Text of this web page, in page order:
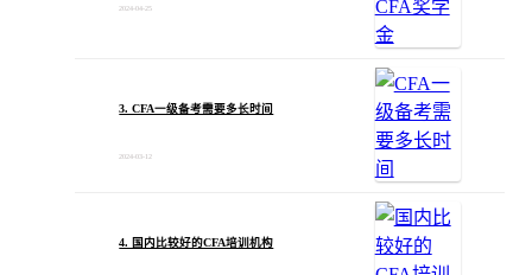
2024-04-25
3. CFA一级备考需要多长时间
2024-03-12
4. 国内比较好的CFA培训机构